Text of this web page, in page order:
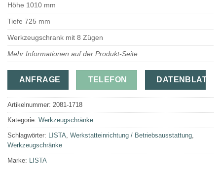
Höhe 1010 mm
Tiefe 725 mm
Werkzeugschrank mit 8 Zügen
Mehr Informationen auf der Produkt-Seite
ANFRAGE TELEFON DATENBLATT
Artikelnummer: 2081-1718
Kategorie: Werkzeugschränke
Schlagwörter: LISTA, Werkstatteinrichtung / Betriebsausstattung,
Werkzeugschränke
Marke: LISTA